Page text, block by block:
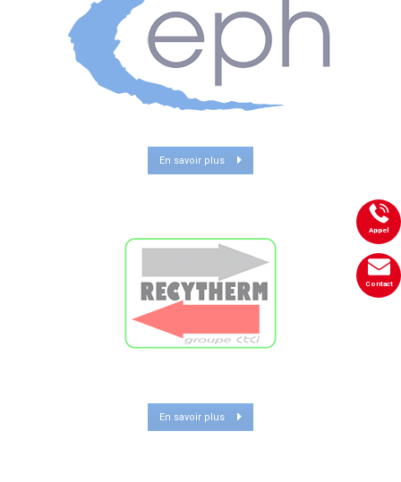
En savoir plus
En savoir plus
Appel
Contact